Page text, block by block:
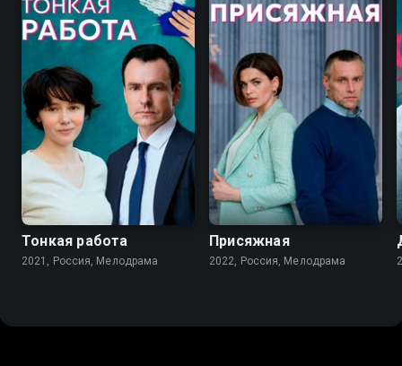
7.2
Тонкая работа
2021, Россия, Мелодрама
6.8
Присяжная
2022, Россия, Мелодрама